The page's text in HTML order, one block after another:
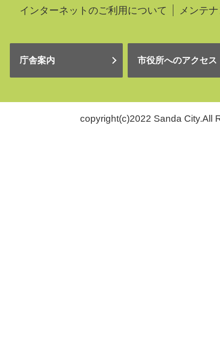
インターネットのご利用について
メンテ
庁舎案内 市役所へのアクセス
copyright(c)2022 Sanda City.All